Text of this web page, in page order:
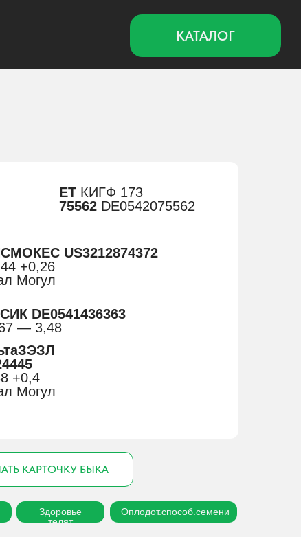
+0,4
Могул
DE0541436363
— 3,48
US3212874372
+0,26
Могул
ЕТ КИГФ 173
75562 DE0542075562
КАРТОЧКУ БЫКА
Оплодот.способ.семени
Здоровье
телят